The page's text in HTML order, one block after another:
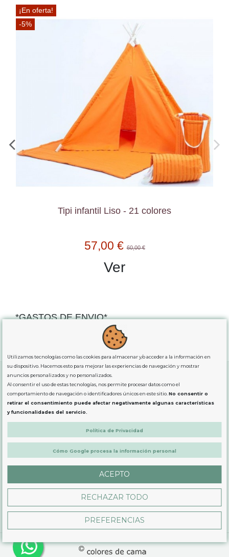
¡En oferta!
-5%
Tipi infantil Liso - 21 colores
57,00 €60,00 €
Ver
*GASTOS DE ENVIO*
para comprassuperiores a 80€
exclusiva para la peninsula.
SOBRE NOSOTROS
LEGAL
PRODUCTOS
CONTÁCTANOS
Utilizamos tecnologías como las cookies para almacenar y/o acceder a la información en
su dispositivo. Hacemos esto para mejorar las experiencias de navegación y mostrar
anuncios personalizados y no personalizados.
Al consentir el uso de estas tecnologías, nos permite procesar datos como el
comportamiento de navegación o identificadores únicos en este sitio.No consentir o
retirar el consentimiento puede afectar negativamente algunas características
y funcionalidades del servicio.
Política de Privacidad
Cómo Google procesa la información personal
ACEPTO
RECHAZAR TODO
PREFERENCIAS